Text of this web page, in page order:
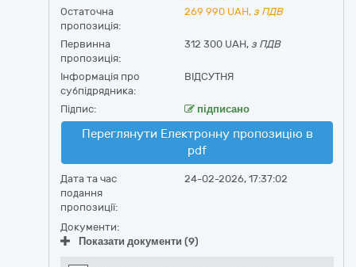
Остаточна
пропозиція:
269 990 UAH, з ПДВ
Первинна
пропозиція:
312 300 UAH, з ПДВ
Інформація про
субпідрядника:
ВІДСУТНЯ
Підпис: підписано
Переглянути Електронну пропозицію в
pdf
Дата та час
подання
пропозиції:
24-02-2026, 17:37:02
Документи:
Показати документи (9)